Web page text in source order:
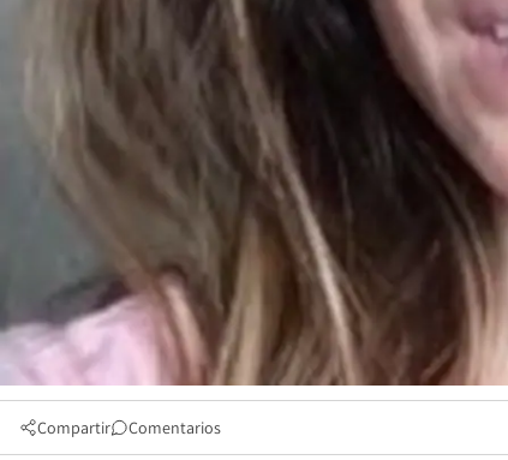
Compartir Comentarios